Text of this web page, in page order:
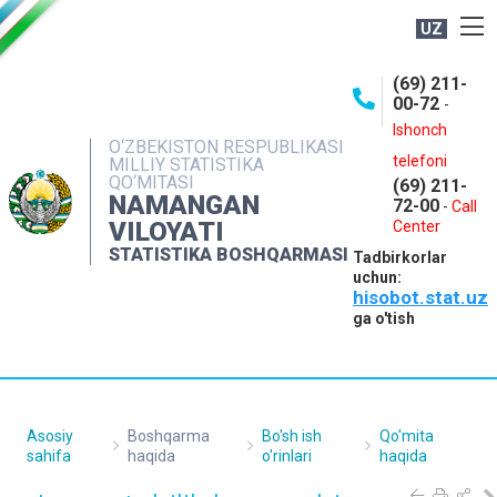
UZ
O‘ZBEKISTON RESPUBLIKASI
MILLIY STATISTIKA
QO‘MITASI
NAMANGAN
VILOYATI
STATISTIKA BOSHQARMASI
(69) 211-
00-72 -
Ishonch
telefoni
(69) 211-
72-00 - Call
Center
Tadbirkorlar
uchun:
hisobot.stat.uz
ga o'tish
NASHRLAR
INTERAKTIV XIZMATLAR
MATBUOT XIZMATI
MUROJAATLAR
Asosiy
sahifa
Boshqarma
haqida
Bo'sh ish
o'rinlari
Qo'mita
haqida